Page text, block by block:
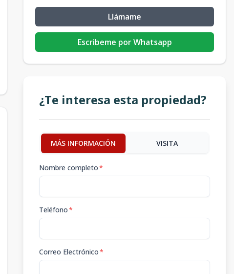
Llámame
Escribeme por Whatsapp
¿Te interesa esta propiedad?
MÁS INFORMACIÓN VISITA
Nombre completo*
Teléfono*
Correo Electrónico*